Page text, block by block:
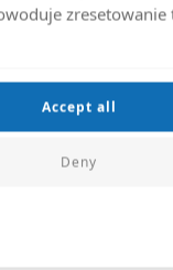
RS VENTURE GT
zresetowanie
Deny
Accept all